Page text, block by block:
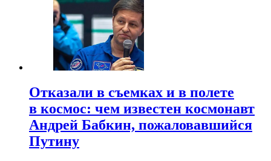
Отказали в съемках и в полете
в космос: чем известен космонавт
Андрей Бабкин, пожаловавшийся
Путину